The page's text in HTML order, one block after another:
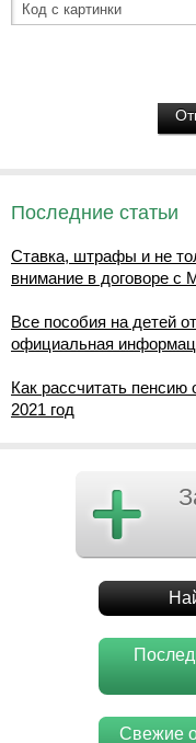
Последние статьи
Ставка, штрафы и не
внимание в договоре
Все пособия на детей
официальная
Как рассчитать пенсию
2021 год
Свежие